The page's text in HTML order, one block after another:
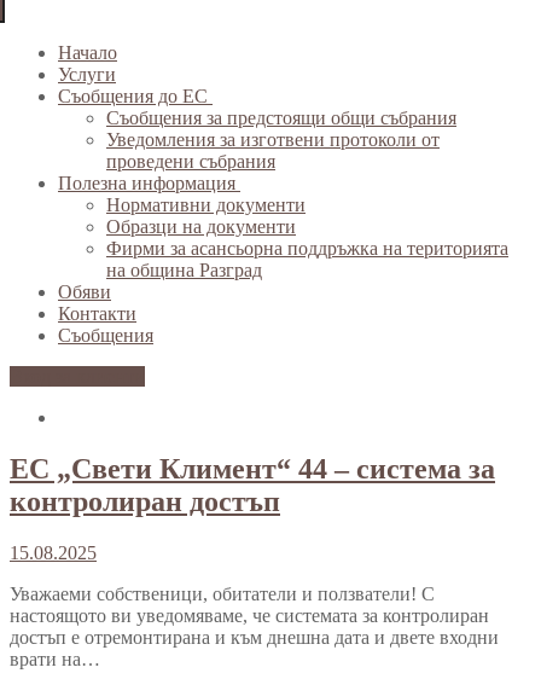
Начало
Услуги
Съобщения до ЕС
Съобщения за предстоящи общи събрания
Уведомления за изготвени протоколи от
проведени събрания
Полезна информация
Нормативни документи
Образци на документи
Фирми за асансьорна поддръжка на територията
на община Разград
Обяви
Контакти
Съобщения
ЕС „Свети Климент“ 44 – система за
контролиран достъп
15.08.2025
Уважаеми собственици, обитатели и ползватели! С
настоящото ви уведомяваме, че системата за контролиран
достъп е отремонтирана и към днешна дата и двете входни
врати на…